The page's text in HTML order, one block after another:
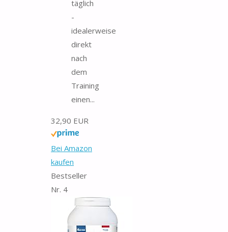
täglich
-
idealerweise
direkt
nach
dem
Training
einen...
32,90 EUR
Bei Amazon
kaufen
Bestseller
Nr. 4